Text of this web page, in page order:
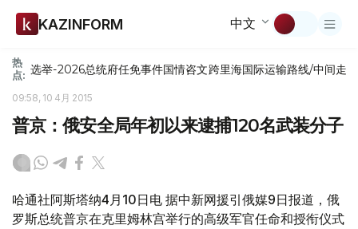
KAZINFORM 中文
热
点: 选举-2026总统府任免事件国情咨文跨里海国际运输路线/中间走廊
09:58, 10 4月 2015
普京：俄安全局年初以来逮捕120名武装分子
哈通社阿斯塔纳4月10日电 据中新网援引俄媒9日报道，俄
罗斯总统普京在克里姆林宫举行的高级军官任命和授衔仪式